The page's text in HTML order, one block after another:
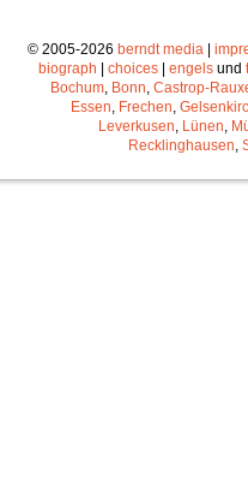
© 2005-2026 berndt media|
biograph
choices engels und
Bochum, Bonn, Castrop-
Essen, Frechen,
Leverkusen, Lünen,
Recklinghausen,